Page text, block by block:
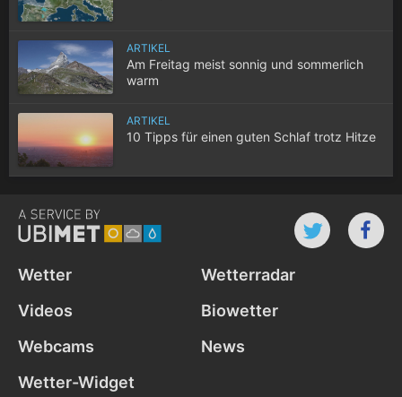
ARTIKEL
Am Freitag meist sonnig und sommerlich
warm
ARTIKEL
10 Tipps für einen guten Schlaf trotz Hitze
Wetter
Wetterradar
Videos
Biowetter
Webcams
News
Wetter-Widget